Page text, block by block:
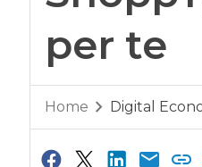
per te
Home Digital